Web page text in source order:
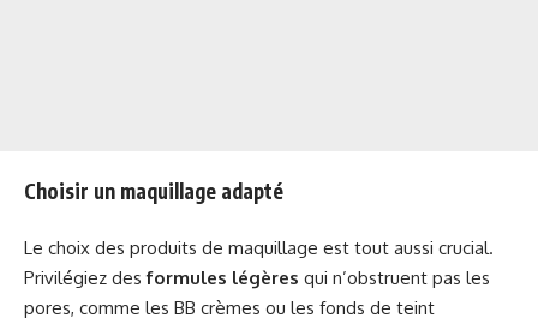
Choisir un maquillage adapté
Le choix des produits de maquillage est tout aussi crucial.
Privilégiez desformules légères qui n’obstruent pas les
pores, comme les BB crèmes ou les fonds de teint